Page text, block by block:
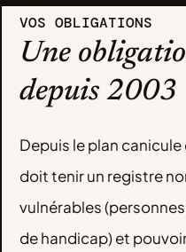
VOS OBLIGATIONS
Une
depuis 2003
Depuis le plan
doit tenir un registre
vulnérables
de handicap) et